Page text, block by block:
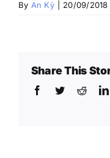
By An Kỳ 20/09/2018
Share This
Facebook
TwitterReddit